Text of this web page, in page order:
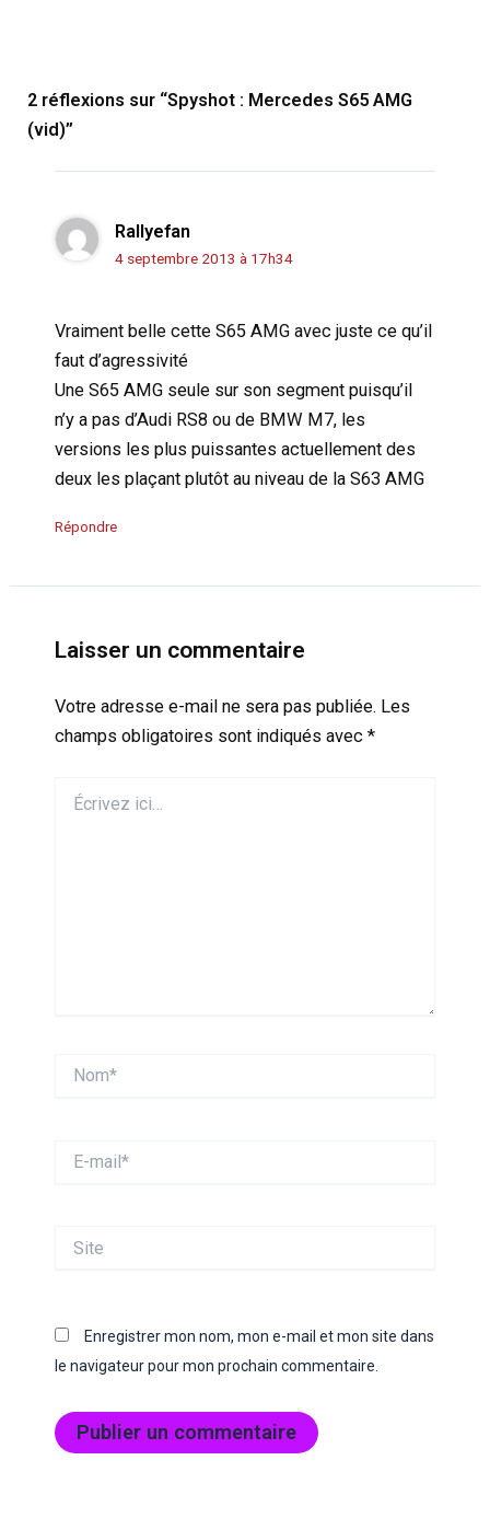
2 réflexions sur “Spyshot : Mercedes S65 AMG
(vid)”
Rallyefan
4 septembre 2013 à 17h34
Vraiment belle cette S65 AMG avec juste ce qu’il
faut d’agressivité
Une S65 AMG seule sur son segment puisqu’il
n’y a pas d’Audi RS8 ou de BMW M7, les
versions les plus puissantes actuellement des
deux les plaçant plutôt au niveau de la S63 AMG
Répondre
Laisser un commentaire
Votre adresse e-mail ne sera pas publiée. Les
champs obligatoires sont indiqués avec *
ici…
mail*
Enregistrer mon nom, mon e-mail et mon site dans
le navigateur pour mon prochain commentaire.